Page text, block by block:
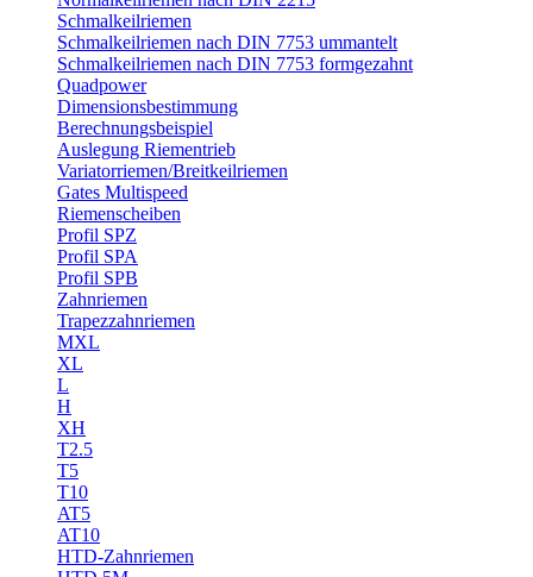
Schmalkeilriemen
Schmalkeilriemen nach DIN 7753 ummantelt
Schmalkeilriemen nach DIN 7753 formgezahnt
Quadpower
Dimensionsbestimmung
Berechnungsbeispiel
Auslegung Riementrieb
Variatorriemen/Breitkeilriemen
Gates Multispeed
Riemenscheiben
Profil SPZ
Profil SPA
Profil SPB
Zahnriemen
Trapezzahnriemen
MXL
XL
L
H
XH
T2.5
T5
T10
AT5
AT10
HTD-Zahnriemen